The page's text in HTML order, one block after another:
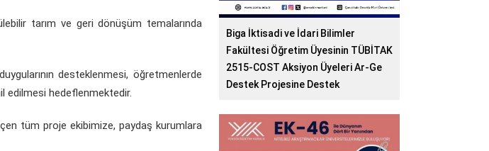
tarım ve geri dönüşüm temalarında
desteklenmesi, öğretmenlerde
edilmesi hedeflenmektedir.
tüm proje ekibimize, paydaş kurumlara
Biga İktisadi ve İdari Bilimler
Fakültesi Öğretim Üyesinin TÜBİTAK
2515-COST Aksiyon Üyeleri Ar-Ge
Destek Projesine Destek